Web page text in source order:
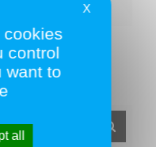
X
control
want to
all